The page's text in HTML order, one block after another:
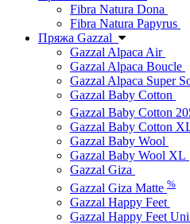
Fibra Natura Dona
Fibra Natura Papyrus
Пряжа Gazzal
Gazzal Alpaca Air
Gazzal Alpaca Boucle
Gazzal Alpaca Super
Gazzal Baby Cotton
Gazzal Baby Cotton
Gazzal Baby Cotton
Gazzal Baby Wool
Gazzal Baby Wool XL
Gazzal Giza
Gazzal Giza Matte %
Gazzal Happy Feet
Gazzal Happy Feet